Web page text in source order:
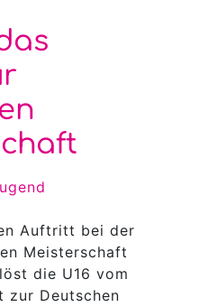
Auftritt bei der
Meisterschaft
die U16 vom
zur Deutschen